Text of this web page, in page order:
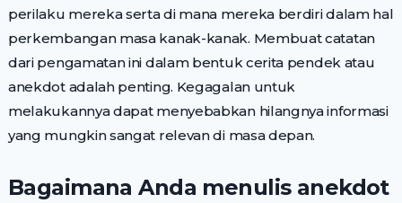
perilaku mereka serta di mana mereka berdiri dalam hal
perkembangan masa kanak-kanak. Membuat catatan
dari pengamatan ini dalam bentuk cerita pendek atau
anekdot adalah penting. Kegagalan untuk
melakukannya dapat menyebabkan hilangnya informasi
yang mungkin sangat relevan di masa depan.
Bagaimana Anda menulis anekdot